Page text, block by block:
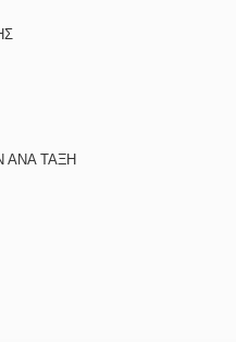
ΑΝΑ ΤΑΞΗ